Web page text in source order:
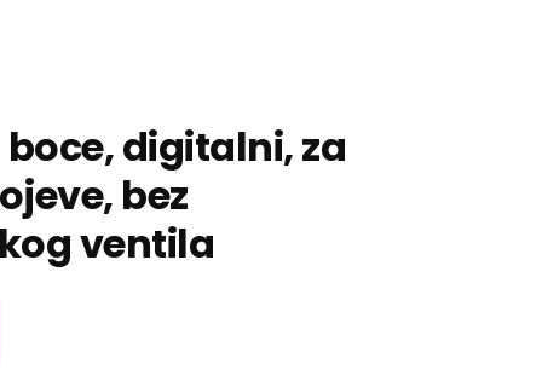
boce, digitalni, za
bez
ventila